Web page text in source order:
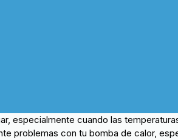
especialmente cuando las
problemas con tu bomba de calor,